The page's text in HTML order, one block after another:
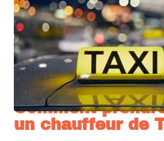
Comment
un chauffeur de